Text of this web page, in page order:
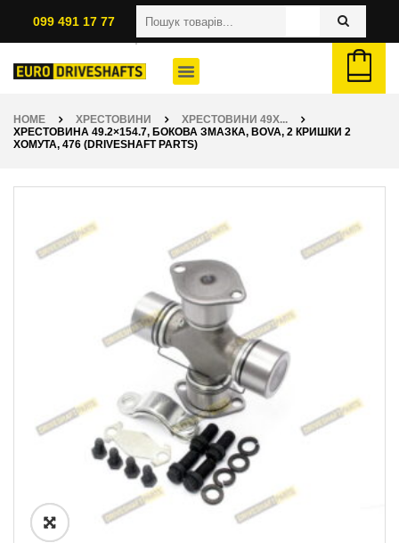
099 491 17 77
HOME ХРЕСТОВИНИ
ХРЕСТОВИНИ 49X...
ХРЕСТОВИНА 49.2×154.7, БОКОВА ЗМАЗКА, BOVA, 2 КРИШКИ 2
ХОМУТА, 476 (DRIVESHAFT PARTS)